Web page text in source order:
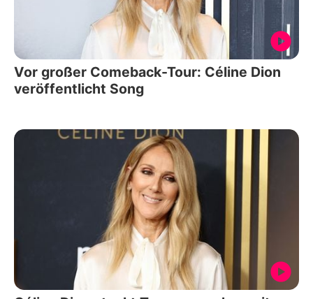
Vor großer Comeback-Tour: Céline Dion
veröffentlicht Song